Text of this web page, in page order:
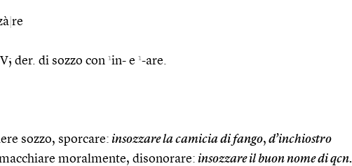
re
der. di sozzo con 1in- e 1-are.
sozzo, sporcare: insozzare la camicia di fango, d’inchiostro
moralmente, disonorare: insozzare il buon nome di qcn.